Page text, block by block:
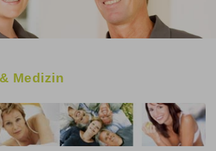
Medizin